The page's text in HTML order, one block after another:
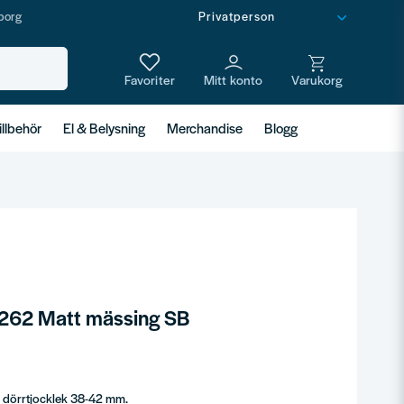
El & Belysning Merchandise Blogg
Matt mässing SB
dörrtjocklek 38-42 mm.